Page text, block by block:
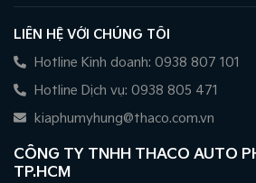
LIÊN HỆ VỚI CHÚNG TÔI
Hotline Kinh doanh: 0938 807 101
Hotline Dịch vụ: 0938 805 471
kiaphumyhung@thaco.com.vn
CÔNG TY TNHH THACO AUTO
TP.HCM